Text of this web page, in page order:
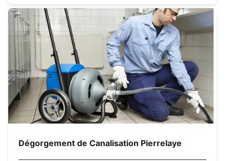
Dégorgement de Canalisation Pierrelaye